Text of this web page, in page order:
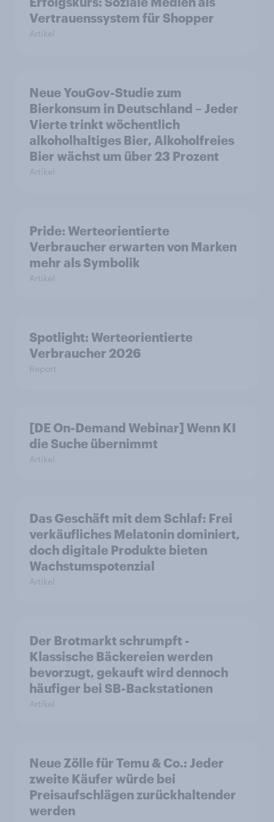
Vertrauenssystem für Shopper
Artikel
Neue YouGov-Studie zum
Bierkonsum in Deutschland – Jeder
Vierte trinkt wöchentlich
alkoholhaltiges Bier, Alkoholfreies
Bier wächst um über 23 Prozent
Artikel
Pride: Werteorientierte
Verbraucher erwarten von Marken
mehr als Symbolik
Artikel
Spotlight: Werteorientierte
Verbraucher 2026
Report
[DE On-Demand Webinar] Wenn KI
die Suche übernimmt
Artikel
Das Geschäft mit dem Schlaf: Frei
verkäufliches Melatonin dominiert,
doch digitale Produkte bieten
Wachstumspotenzial
Artikel
Der Brotmarkt schrumpft -
Klassische Bäckereien werden
bevorzugt, gekauft wird dennoch
häufiger bei SB-Backstationen
Artikel
Neue Zölle für Temu & Co.: Jeder
zweite Käufer würde bei
Preisaufschlägen zurückhaltender
werden